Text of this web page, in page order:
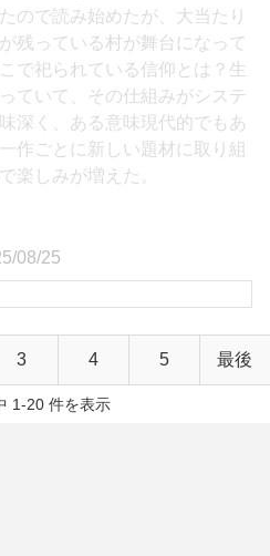
ので読み始めたが、大当たり
残っている村が舞台になって
で祀られている信仰とは？生
ていて、その仕組みがシステ
深く、ある意味現代的でもあ
作ごとに新しい題材に取り組
楽しみが増えた。
08/25
3 4 5 最後
1-20 件を表示